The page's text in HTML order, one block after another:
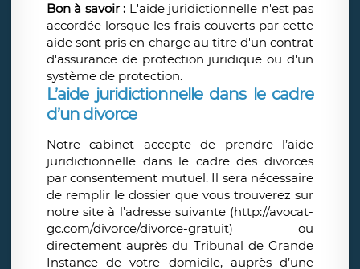
Bon à savoir : L'aide juridictionnelle n'est pas
accordée lorsque les frais couverts par cette
aide sont pris en charge au titre d'un contrat
d'assurance de protection juridique ou d'un
système de protection.
L’aide juridictionnelle dans le cadre
d’un divorce
Notre cabinet accepte de prendre l’aide
juridictionnelle dans le cadre des divorces
par consentement mutuel. Il sera nécessaire
de remplir le dossier que vous trouverez sur
notre site à l’adresse suivante (http://avocat-
gc.com/divorce/divorce-gratuit) ou
directement auprès du Tribunal de Grande
Instance de votre domicile, auprès d’une